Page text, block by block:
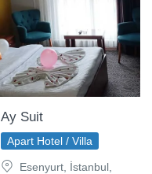
Ay Suit
Apart Hotel / Villa
Esenyurt, İstanbul,